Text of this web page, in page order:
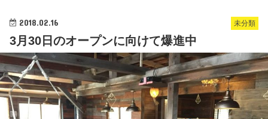
2018.02.16 未分類
3月30日のオープンに向けて爆進中